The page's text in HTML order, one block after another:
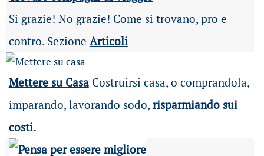
Si grazie! No grazie! Come si trovano, pro e
contro. Sezione Articoli
Mettere su Casa Costruirsi casa, o comprandola,
imparando, lavorando sodo, risparmiando sui
costi.